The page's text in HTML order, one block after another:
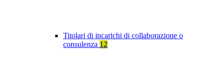
Titolari di incarichi di collaborazione o
consulenza 12